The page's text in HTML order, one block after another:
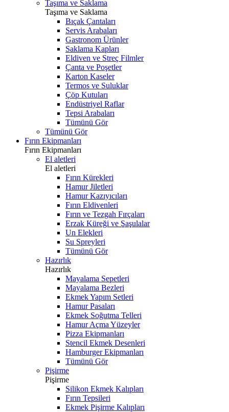
Taşıma ve Saklama
Taşıma ve Saklama
Bıçak Çantaları
Servis Arabaları
Gastronom Ürünler
Saklama Kapları
Eldiven ve Streç Filmler
Çanta ve Poşetler
Karton Kaseler
Termos ve Suluklar
Çöp Kutuları
Endüstriyel Raflar
Tepsi Arabaları
Tümünü Gör
Tümünü Gör
Fırın Ekipmanları
Fırın Ekipmanları
El aletleri
El aletleri
Fırın Kürekleri
Hamur Jiletleri
Hamur Kazıyıcıları
Fırın Eldivenleri
Fırın ve Tezgah Fırçaları
Erzak Küreği ve Şaşulalar
Un Elekleri
Su Spreyleri
Tümünü Gör
Hazırlık
Hazırlık
Mayalama Sepetleri
Mayalama Bezleri
Ekmek Yapım Setleri
Hamur Pasaları
Ekmek Soğutma Telleri
Hamur Açma Yüzeyler
Pizza Ekipmanları
Stencil Ekmek Desenleri
Hamburger Ekipmanları
Tümünü Gör
Pişirme
Pişirme
Silikon Ekmek Kalıpları
Fırın Tepsileri
Ekmek Pişirme Kalıpları